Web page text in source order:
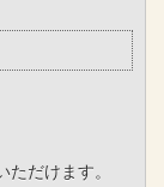
だけます。